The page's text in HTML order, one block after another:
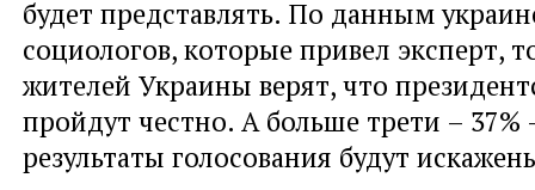
будет представлять. По данным
социологов, которые привел эксперт,
жителей Украины верят, что
пройдут честно. А больше трети – 37%
результаты голосования будут